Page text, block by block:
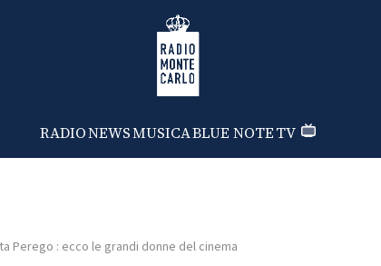
Radio Monte Carlo
RADIONEWSMUSICABLUE NOTETV
Perego : ecco le grandi donne del cinema